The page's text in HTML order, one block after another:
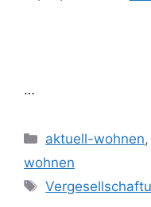
…
Kategorien
aktuell-wohnen
wohnen
Schlagwörter